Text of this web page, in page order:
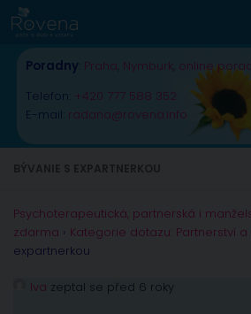
Skip to content
Poradny Praha Nymburk online
Telefon: +420 777 588 352
E-mail: radana@rovena.info
Psychoterapeutická, partnerská i
zdarma › Kategorie dotazu: Partnerství a
expartnerkou
Iva zeptal se před 6 roky